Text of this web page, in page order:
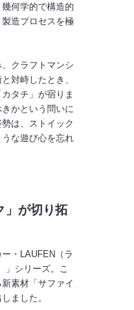
何学的で構造的
造プロセスを極
クラフトマンシ
対峙したとき、
タチ」が宿りま
かという問いに
は、ストイック
な遊び心を忘れ
」が切り拓
・LAUFEN（ラ
」シリーズ。こ
素材「サファイ
ました。